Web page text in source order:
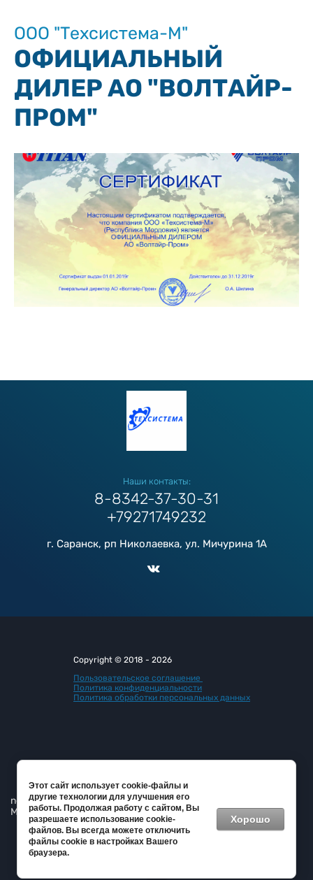
ООО "Техсистема-М"
ОФИЦИАЛЬНЫЙ
ДИЛЕР АО "ВОЛТАЙР-
ПРОМ"
Наши контакты:
8-8342-37-30-31
+79271749232
г. Саранск, рп Николаевка, ул. Мичурина 1А
Copyright © 2018 - 2026
Пользовательское соглашение
Политика конфиденциальности
Политика обработки персональных данных
newtsm13.ru —создание интернет-магазина
Мегагрупп
Этот сайт использует cookie-файлы и
другие технологии для улучшения его
работы. Продолжая работу с сайтом, Вы
разрешаете использование cookie-
файлов. Вы всегда можете отключить
файлы cookie в настройках Вашего
браузера.
Хорошо